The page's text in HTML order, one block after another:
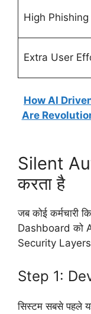
High Phishing
Extra User
How AI
Are
Silent
करता है
जब कोई कर्मचारी
Dashboard को
Security
Step 1:
सिस्टम सबसे पहले